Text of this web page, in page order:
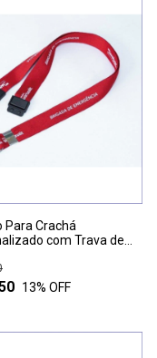
Para Crachá
com Trava de
13% OFF